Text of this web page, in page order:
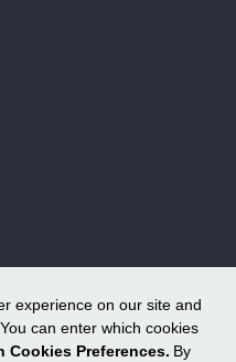
experience on our site and
can enter which cookies
Cookies Preferences. By